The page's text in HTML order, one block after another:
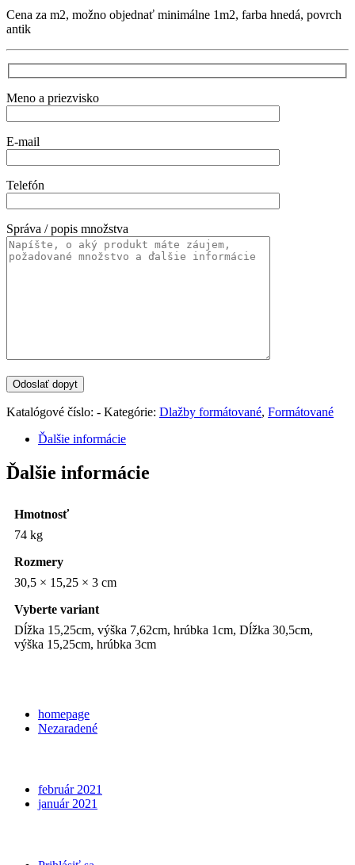
Cena za m2, možno objednať minimálne 1m2, farba hnedá, povrch
antik
Meno a priezvisko
E-mail
Telefón
Správa / popis množstva
Katalógové číslo: - Kategórie: Dlažby formátované, Formátované
Ďalšie informácie
Ďalšie informácie
Hmotnosť
74 kg
Rozmery
30,5 × 15,25 × 3 cm
Vyberte variant
Dĺžka 15,25cm, výška 7,62cm, hrúbka 1cm, Dĺžka 30,5cm,
výška 15,25cm, hrúbka 3cm
homepage
Nezaradené
február 2021
január 2021